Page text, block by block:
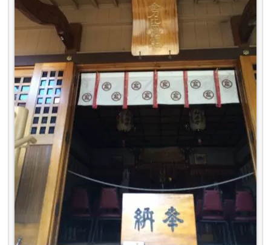
ハワイ金刀比羅神社
本家の雰囲気もちゃんとありますね。